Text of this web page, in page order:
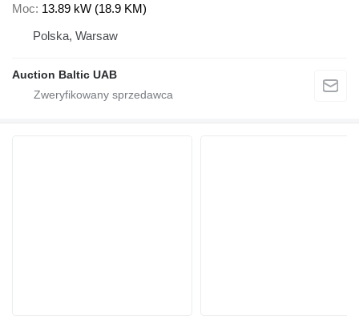
Moc 13.89 kW (18.9 KM)
Polska, Warsaw
Auction Baltic UAB